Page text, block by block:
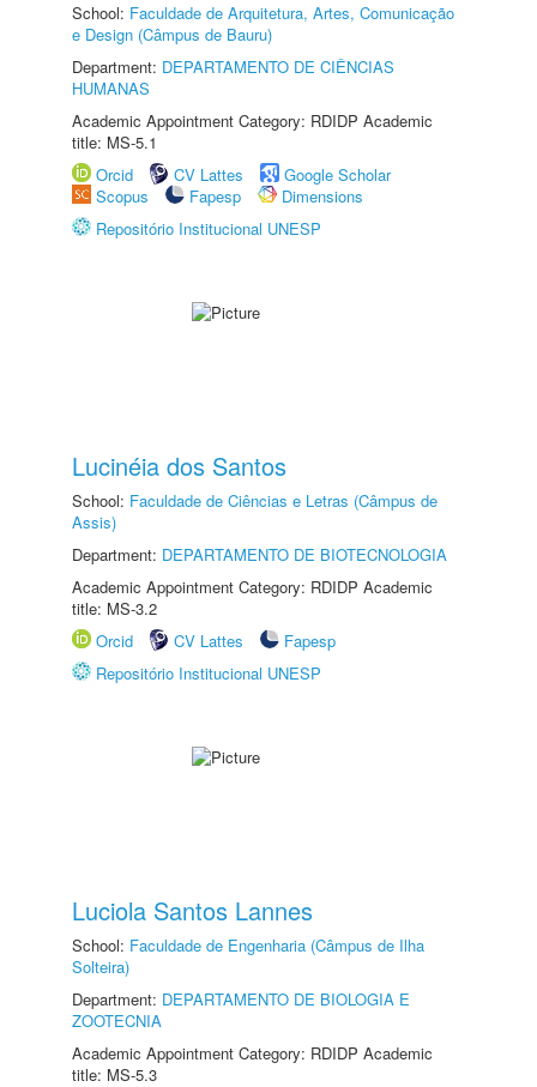
School: Faculdade de Arquitetura, Artes, Comunicação
e Design (Câmpus de Bauru)
Department: DEPARTAMENTO DE CIÊNCIAS
HUMANAS
Academic Appointment Category: RDIDP Academic
title: MS-5.1
Orcid
CV Lattes
Google Scholar
Scopus
Fapesp
Dimensions
Repositório Institucional UNESP
Lucinéia dos Santos
School: Faculdade de Ciências e Letras (Câmpus de
Assis)
Department: DEPARTAMENTO DE BIOTECNOLOGIA
Academic Appointment Category: RDIDP Academic
title: MS-3.2
Orcid
CV Lattes
Fapesp
Repositório Institucional UNESP
Luciola Santos Lannes
School: Faculdade de Engenharia (Câmpus de Ilha
Solteira)
Department: DEPARTAMENTO DE BIOLOGIA E
ZOOTECNIA
Academic Appointment Category: RDIDP Academic
title: MS-5.3